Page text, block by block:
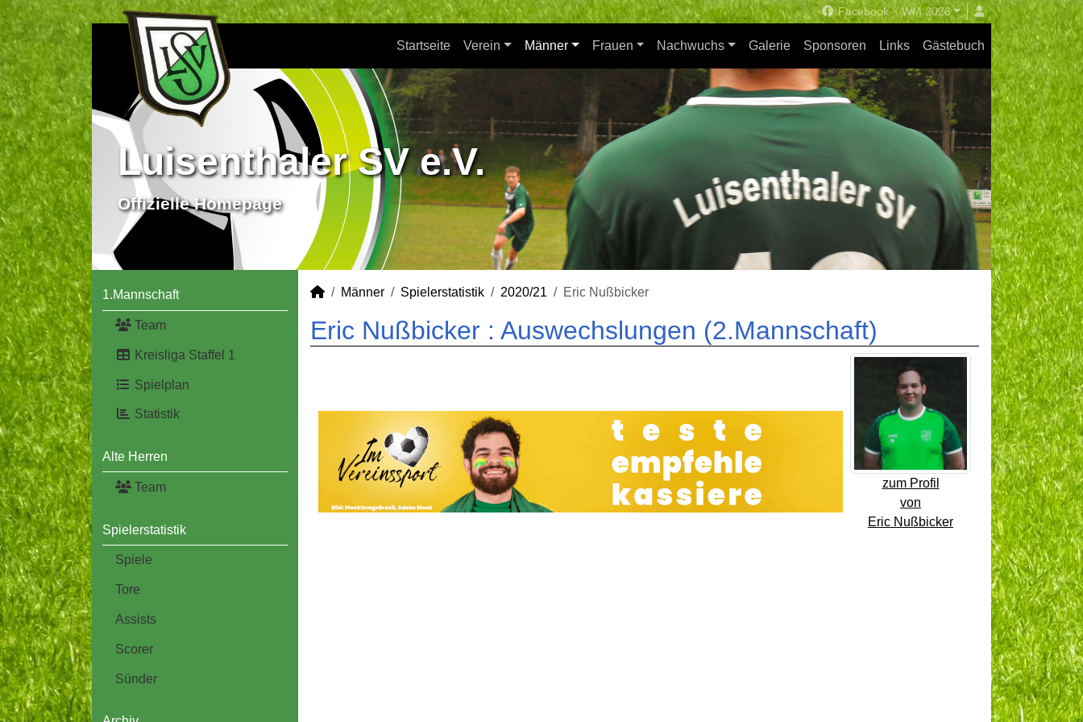
Facebook WM 2026
Startseite Verein Männer Frauen Nachwuchs Galerie Sponsoren Links Gästebuch
Luisenthaler SV e.V.
Offizielle Homepage
1.Mannschaft
Team
Kreisliga Staffel 1
Spielplan
Statistik
Alte Herren
Team
Spielerstatistik
Spiele
Tore
Assists
Scorer
Sünder
Männer Spielerstatistik 2020/21 Eric Nußbicker
Eric Nußbicker : Auswechslungen (2.Mannschaft)
zum Profil
von
Eric Nußbicker